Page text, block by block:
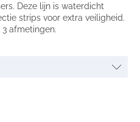
Deze lijn is waterdicht
strips voor extra veiligheid.
3 afmetingen.